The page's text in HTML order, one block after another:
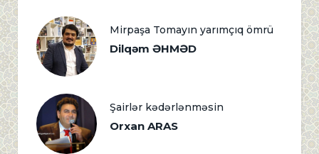
Mirpaşa Tomayın yarımçıq ömrü
Dilqəm ƏHMƏD
Şairlər kədərlənməsin
Orxan ARAS